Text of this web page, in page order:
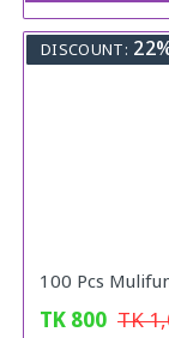
DISCOUNT:
TK 800 TK